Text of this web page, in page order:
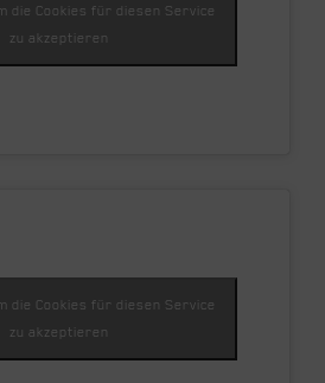
die Cookies für diesen Service
zu akzeptieren
die Cookies für diesen Service
zu akzeptieren